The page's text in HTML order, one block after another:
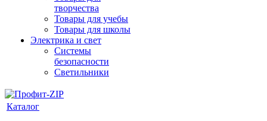
творчества
Товары для учебы
Товары для школы
Электрика и свет
Системы
безопасности
Светильники
Каталог